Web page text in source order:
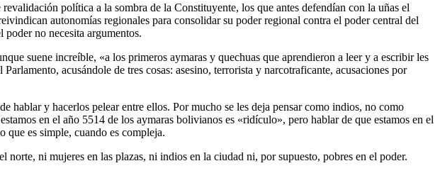
política a la sombra de la Constituyente, los que antes defendían con la uñas el
autonomías regionales para consolidar su poder regional contra el poder central del
no necesita argumentos.
suene increíble, «a los primeros aymaras y quechuas que aprendieron a leer y a escribir les
acusándole de tres cosas: asesino, terrorista y narcotraficante, acusaciones por
hablar y hacerlos pelear entre ellos. Por mucho se les deja pensar como indios, no como
en el año 5514 de los aymaras bolivianos es «ridículo», pero hablar de que estamos en el
que es simple, cuando es compleja.
ni mujeres en las plazas, ni indios en la ciudad ni, por supuesto, pobres en el poder.